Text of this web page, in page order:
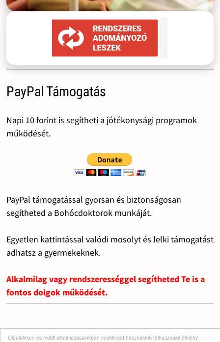
Oldalainkon és mobil alkalmazásainkban cookie-kat használunk felhasználói élmény
PayPal Támogatás
Napi 10 forint is segítheti a jótékonysági programok
működését.
PayPal támogatással gyorsan és biztonságosan
segítheted a Bohócdoktorok munkáját.
Egyetlen kattintással valódi mosolyt és lelki támogatást
adhatsz a gyermekeknek.
Alkalmilag vagy rendszerességgel segítheted Te is a
fontos dolgok működését.